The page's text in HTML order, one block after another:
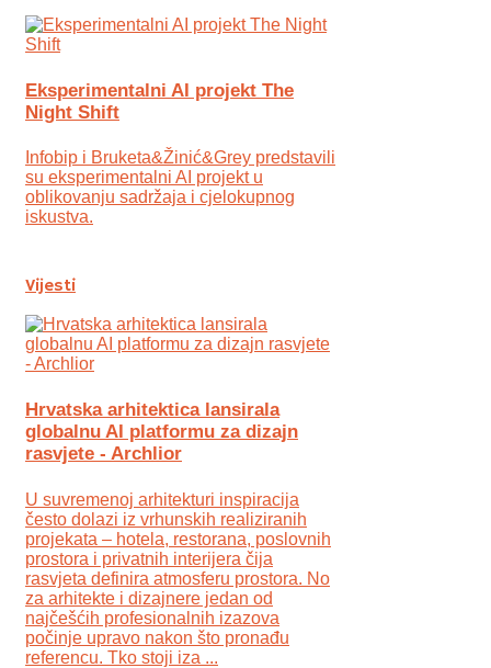
Eksperimentalni AI projekt The
Night Shift
Infobip i Bruketa&Žinić&Grey predstavili
su eksperimentalni AI projekt u
oblikovanju sadržaja i cjelokupnog
iskustva.
Vijesti
Hrvatska arhitektica lansirala
globalnu AI platformu za dizajn
rasvjete - Archlior
U suvremenoj arhitekturi inspiracija
često dolazi iz vrhunskih realiziranih
projekata – hotela, restorana, poslovnih
prostora i privatnih interijera čija
rasvjeta definira atmosferu prostora. No
za arhitekte i dizajnere jedan od
najčešćih profesionalnih izazova
počinje upravo nakon što pronađu
referencu. Tko stoji iza ...